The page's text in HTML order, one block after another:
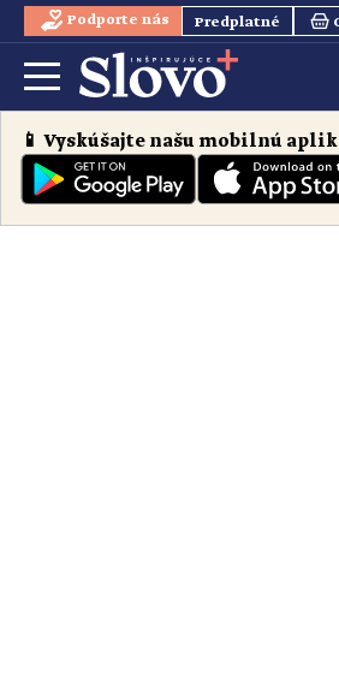
Podporte nás Predplatné
📱 Vyskúšajte našu mobilnú